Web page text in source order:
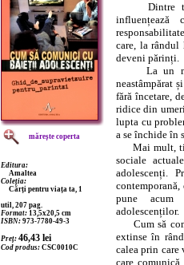
mărește coperta
Editura:
Amaltea
Coleția:
Cărți pentru viața ta, 1
util, 207 pag.
Format: 13,5x20,5 cm
ISBN: 973-7780-49-3
Preț: 46,43 lei
Cod produs: CSC0010C
Dintre
care, la rândul
deveni părinți.
La un
neastâmpărat
fără încetare,
ridice din
lupta cu
a se închide în
Mai mult,
sociale
adolescenți.
pune acum
adolescenților.
Cum să
extinse în
calea prin care
care